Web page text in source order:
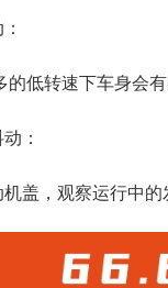
的低转速下车身会
：
盖，观察运行中的